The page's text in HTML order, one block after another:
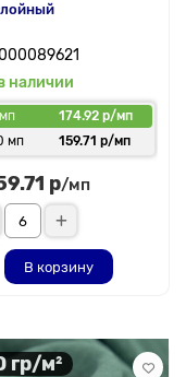
наличии
174.92 р/мп
мп
159.71 р/мп
р/мп
В корзину
гр/м²